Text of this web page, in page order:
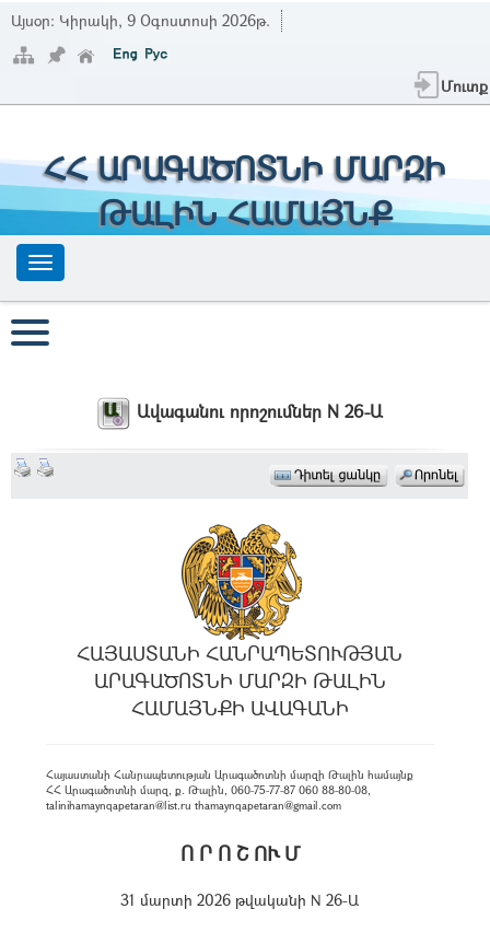
Այսօր: Կիրակի, 9 Օգոստոսի 2026թ.
Մուտք
ՀՀ ԱՐԱԳԱԾՈՏՆԻ ՄԱՐԶԻ
ԹԱԼԻՆ ՀԱՄԱՅՆՔ
Ավագանու որոշումներ N 26-Ա
ՀԱՅԱՍՏԱՆԻ ՀԱՆՐԱՊԵՏՈՒԹՅԱՆ
ԱՐԱԳԱԾՈՏՆԻ ՄԱՐԶԻ ԹԱԼԻՆ
ՀԱՄԱՅՆՔԻ ԱՎԱԳԱՆԻ
Հայաստանի Հանրապետության Արագածոտնի մարզի Թալին համայնք
ՀՀ Արագածոտնի մարզ, ք. Թալին, 060-75-77-87 060 88-80-08,
talinihamaynqapetaran@list.ru thamaynqapetaran@gmail.com
Ո Ր Ո Շ ՈՒ Մ
31 մարտի 2026 թվականի N 26-Ա